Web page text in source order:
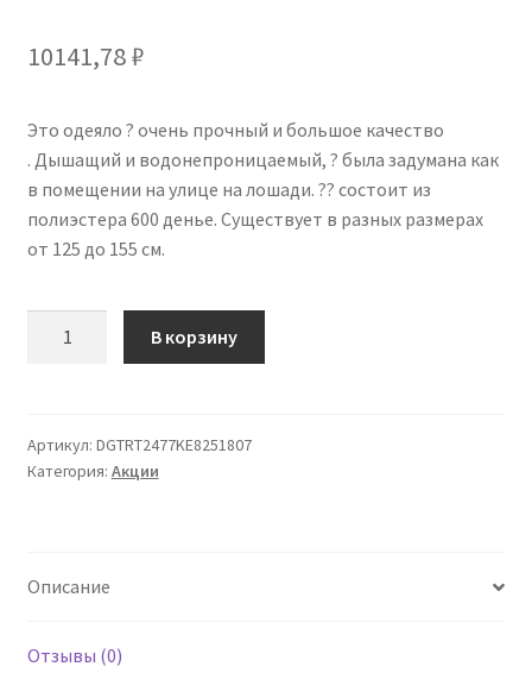
10141,78₽
Это одеяло ? очень прочный и большое качество
. Дышащий и водонепроницаемый, ? была задумана как
в помещении на улице на лошади. ?? состоит из
полиэстера 600 денье. Существует в разных размерах
от 125 до 155 см.
на
Открытом
135
В корзину
Артикул: DGTRT2477KE8251807
Категория: Акции
Описание
Отзывы (0)